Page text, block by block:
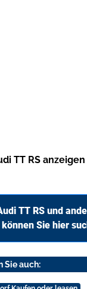
TT RS anzeigen
TT RS und
können Sie hier
Sie auch: